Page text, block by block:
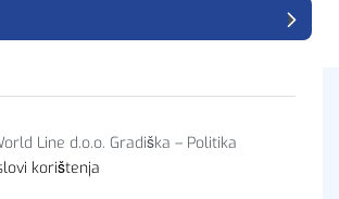
Line d.o.o. Gradiška – Politika
korištenja